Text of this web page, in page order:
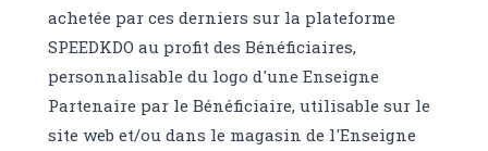
achetée par ces derniers sur la plateforme
SPEEDKDO au profit des Bénéficiaires,
personnalisable du logo d'une Enseigne
Partenaire par le Bénéficiaire, utilisable sur le
site web et/ou dans le magasin de l'Enseigne